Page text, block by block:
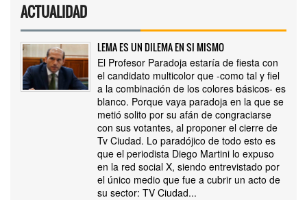
ACTUALIDAD
LEMA ES UN DILEMA EN SI MISMO
El Profesor Paradoja estaría de fiesta con
el candidato multicolor que -como tal y fiel
a la combinación de los colores básicos- es
blanco. Porque vaya paradoja en la que se
metió solito por su afán de congraciarse
con sus votantes, al proponer el cierre de
Tv Ciudad. Lo paradójico de todo esto es
que el periodista Diego Martini lo expuso
en la red social X, siendo entrevistado por
el único medio que fue a cubrir un acto de
su sector: TV Ciudad...